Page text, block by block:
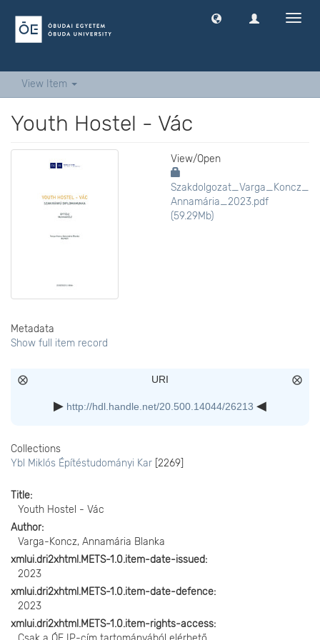
View Item
Youth Hostel - Vác
View/Open
Szakdolgozat_Varga_Koncz_
Annamária_2023.pdf
(59.29Mb)
Metadata
Show full item record
URI
http://hdl.handle.net/20.500.14044/26213
Collections
Ybl Miklós Építéstudományi Kar [2269]
Title
Youth Hostel - Vác
Author
Varga-Koncz, Annamária Blanka
xmlui.dri2xhtml.METS-1.0.item-date-issued
2023
xmlui.dri2xhtml.METS-1.0.item-date-defence
2023
xmlui.dri2xhtml.METS-1.0.item-rights-access